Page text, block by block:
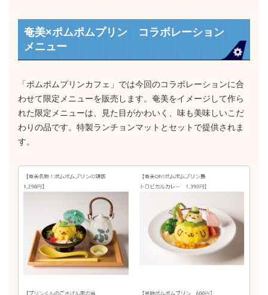
奄美×ポムポムプリン コラボレーション
メニュー
「ポムポムプリンカフェ」では今回のコラボレーションに合
わせて限定メニューを販売します。奄美をイメージして作ら
れた限定メニューは、見た目がかわいく、味も美味しいこだ
わりの品です。特製ランチョンマットとセットで提供されま
す。